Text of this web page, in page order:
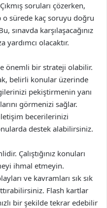
soruları çözerken,
o sürede kaç soruyu doğru
sınavda karşılaşacağınız
yardımcı olacaktır.
önemli bir strateji olabilir.
belirli konular üzerinde
pekiştirmenin yanı
görmenizi sağlar.
becerilerinizi
destek alabilirsiniz.
Çalıştığınız konuları
ihmal etmeyin.
ve kavramları sık sık
Flash kartlar
bir şekilde tekrar edebilir